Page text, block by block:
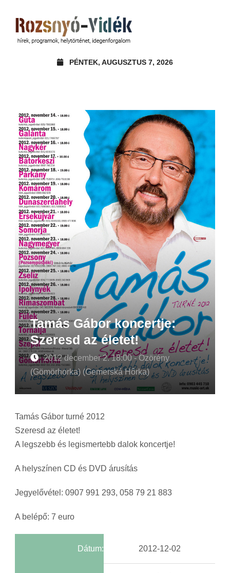
PÉNTEK, AUGUSZTUS 7, 2026
Tamás Gábor koncertje:
Szeresd az életet!
2012 december 2. 18:00 - Özörény
(Gömörhorka) (Gemerská Hôrka)
Tamás Gábor turné 2012
Szeresd az életet!
A legszebb és legismertebb dalok koncertje!
A helyszínen CD és DVD árusítás
Jegyelővétel: 0907 991 293, 058 79 21 883
A belépő: 7 euro
Dátum: 2012-12-02